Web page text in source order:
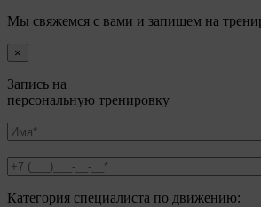
Мы свяжемся с вами и запишем на
×
Запись на
персональную тренировку
Категория специалиста по движению: